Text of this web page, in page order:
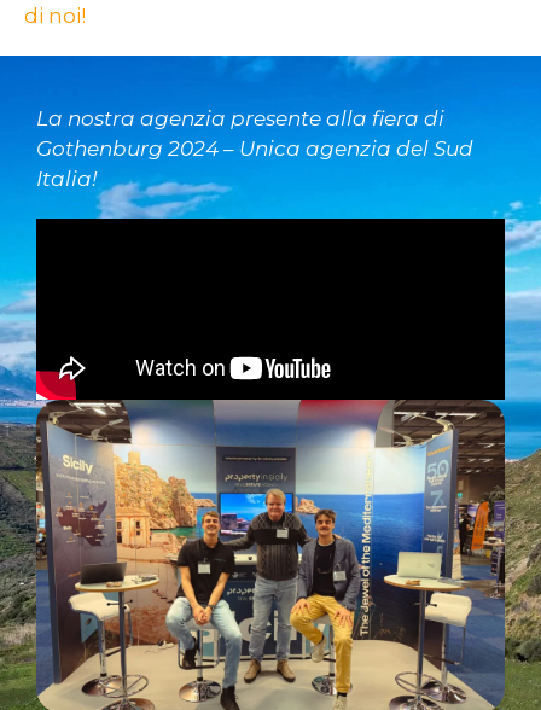
di noi!
La nostra agenzia presente alla fiera di
Gothenburg 2024 – Unica agenzia del Sud
Italia!